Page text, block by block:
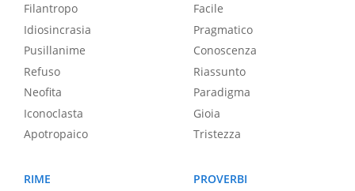
Filantropo
Idiosincrasia
Pusillanime
Refuso
Neofita
Iconoclasta
Apotropaico
Facile
Pragmatico
Conoscenza
Riassunto
Paradigma
Gioia
Tristezza
RIME
PROVERBI